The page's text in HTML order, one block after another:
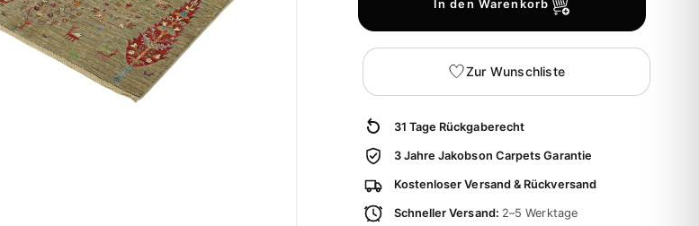
In den Warenkorb
Zur Wunschliste
31 Tage Rückgaberecht
3 Jahre Jakobson Carpets Garantie
Kostenloser Versand & Rückversand
Schneller Versand: 2–5 Werktage